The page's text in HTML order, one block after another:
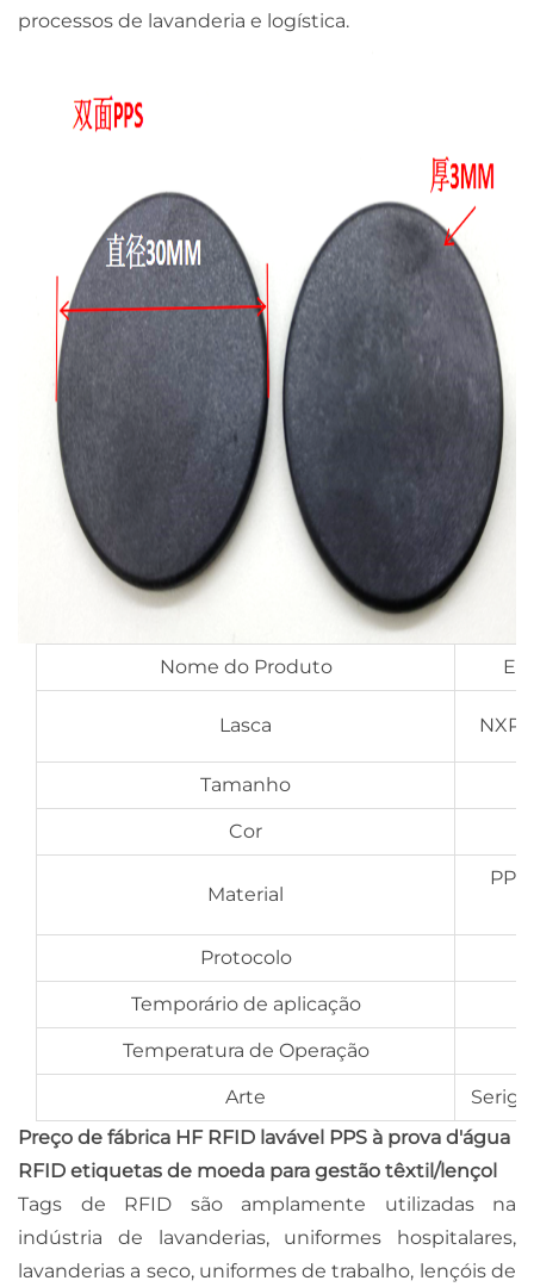
processos de lavanderia e logística.
Nome do Produto
Lasca NXP
Tamanho
Cor
Material
Protocolo
Temporário de aplicação
Temperatura de Operação
Arte
Preço de fábrica HF RFID lavável PPS à prova d'água
RFID etiquetas de moeda para gestão têxtil/lençol
Tags de RFID são amplamente utilizadas na
indústria de lavanderias, uniformes hospitalares,
lavanderias a seco, uniformes de trabalho, lençóis de